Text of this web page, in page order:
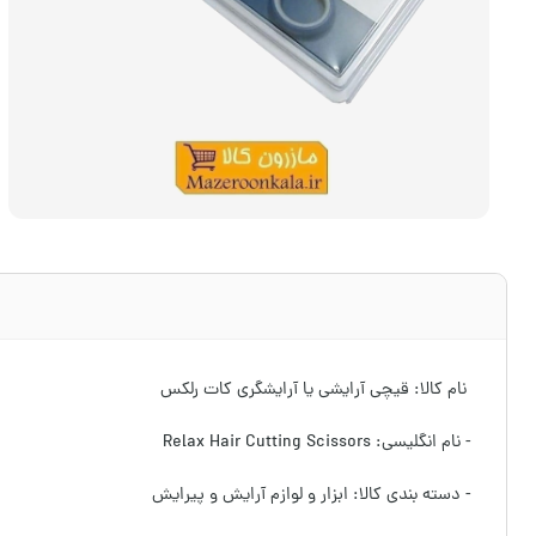
نام کالا: قیچی آرایشی یا آرایشگری کات رلکس
- نام انگلیسی: Relax Hair Cutting Scissors
- دسته بندی کالا: ابزار و لوازم آرایش و پیرایش